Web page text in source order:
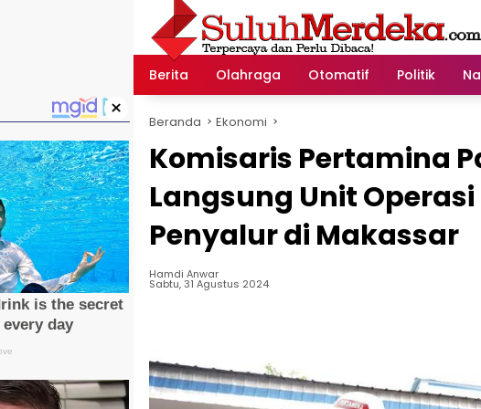
Berita Olahraga Otomatif Politik
× Beranda Ekonomi
Komisaris Pertamina
Langsung Unit
Penyalur di Makassar
Hamdi Anwar
Sabtu, 31 Agustus 2024